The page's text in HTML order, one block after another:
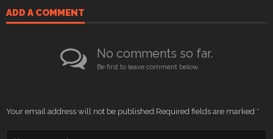
Dengan komposisi yang dibuat, mobil ini telah berhasil menjuarai
beberapa kontes car audio yang diselenggarakan di tanah air.
satu bagian dari keluarga besar DXIC ini tentu merupakan suatu hal
yang cukup membanggakan. Bukan hanya untuk pribadi,
jejak dari â€œSi Marunâ€ ini ?